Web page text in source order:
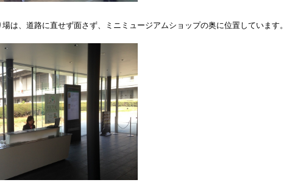
は、道路に直せず面さず、ミニミュージアムショップの奥に位置しています。